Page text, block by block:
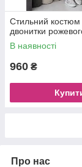
Стильний костюм
двонитки
В наявності
960 ₴
Про нас